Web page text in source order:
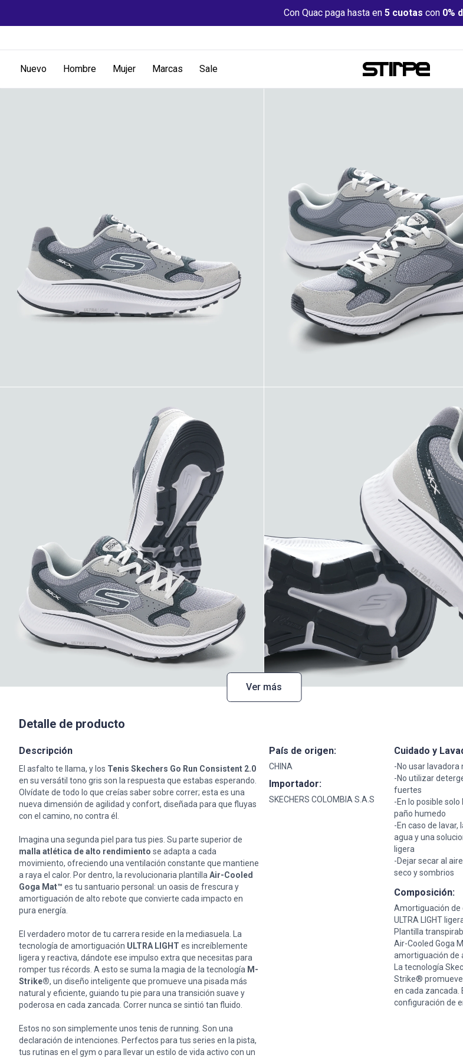
Con Quac paga hasta en 5 cuotas con 0%
Nuevo Hombre Mujer Marcas Sale
Ver más
Detalle de producto
Descripción
El asfalto te llama, y los Tenis Skechers Go Run Consistent 2.0
en su versátil tono gris son la respuesta que estabas esperando.
Olvídate de todo lo que creías saber sobre correr; esta es una
nueva dimensión de agilidad y confort, diseñada para que fluyas
con el camino, no contra él.
Imagina una segunda piel para tus pies. Su parte superior de
malla atlética de alto rendimiento se adapta a cada
movimiento, ofreciendo una ventilación constante que mantiene
a raya el calor. Por dentro, la revolucionaria plantilla Air-Cooled
Goga Mat™ es tu santuario personal: un oasis de frescura y
amortiguación de alto rebote que convierte cada impacto en
pura energía.
El verdadero motor de tu carrera reside en la mediasuela. La
tecnología de amortiguación ULTRA LIGHT es increíblemente
ligera y reactiva, dándote ese impulso extra que necesitas para
romper tus récords. A esto se suma la magia de la tecnología M-
Strike®, un diseño inteligente que promueve una pisada más
natural y eficiente, guiando tu pie para una transición suave y
poderosa en cada zancada. Correr nunca se sintió tan fluido.
Estos no son simplemente unos tenis de running. Son una
declaración de intenciones. Perfectos para tus series en la pista,
tus rutinas en el gym o para llevar un estilo de vida activo con un
País de origen:
CHINA
Importador:
SKECHERS COLOMBIA S.A.S
Cuidado y
-No usar lavadora
-No utilizar
fuertes
-En lo posible solo
paño humedo
-En caso de lavar,
agua y una
ligera
-Dejar secar al
seco y sombrios
Composición:
Amortiguación de
ULTRA LIGHT
Plantilla
Air-Cooled Goga
amortiguación de
La tecnología
Strike®
en cada zancada.
configuración de